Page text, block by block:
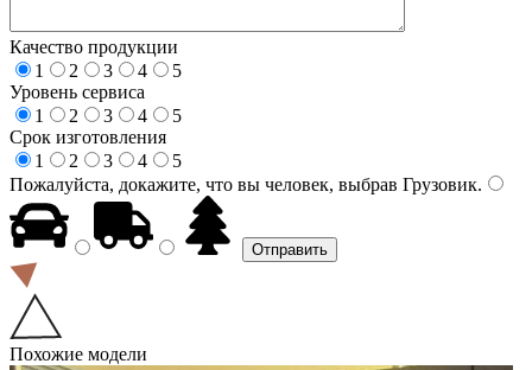
Качество продукции
1
2 3 4
5
Уровень сервиса
1
2 3 4
5
Срок изготовления
1
2 3 4
5
Пожалуйста, докажите, что вы человек, выбрав Грузовик.
Похожие модели